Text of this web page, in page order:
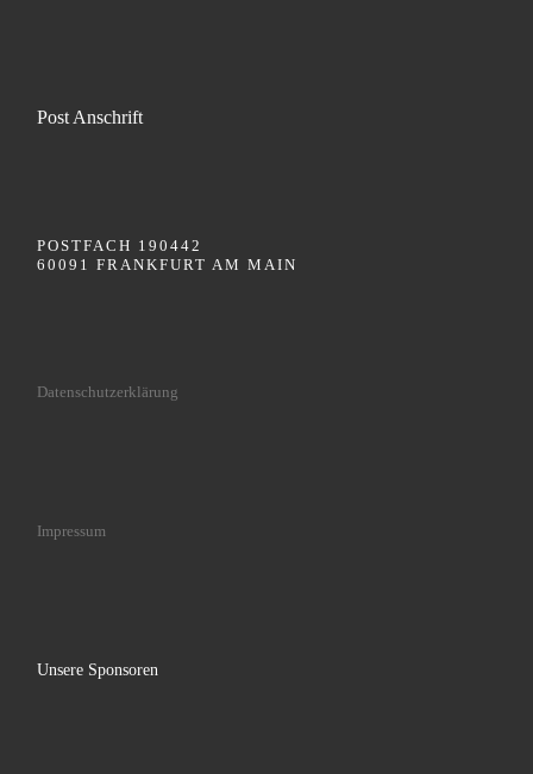
Post Anschrift
POSTFACH 190442
60091 FRANKFURT AM MAIN
Datenschutzerklärung
Impressum
Unsere Sponsoren